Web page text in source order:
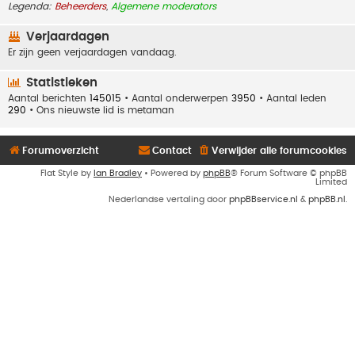
Legenda: Beheerders, Algemene moderators
Verjaardagen
Er zijn geen verjaardagen vandaag.
Statistieken
Aantal berichten 145015 • Aantal onderwerpen 3950 • Aantal leden
290 • Ons nieuwste lid is metaman
Forumoverzicht Verwijder alle forumcookies
Contact
Flat Style by Ian Bradley • Powered by phpBB® Forum Software © phpBB
Limited
Nederlandse vertaling door phpBBservice.nl & phpBB.nl